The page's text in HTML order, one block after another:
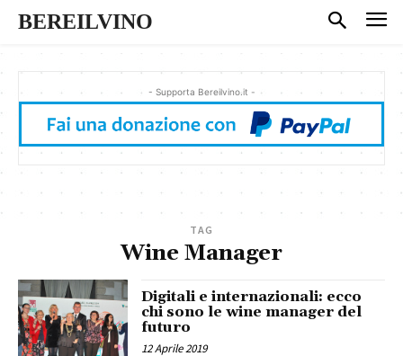
BEREILVINO
- Supporta Bereilvino.it -
TAG
Wine Manager
Digitali e internazionali: ecco
chi sono le wine manager del
futuro
12 Aprile 2019